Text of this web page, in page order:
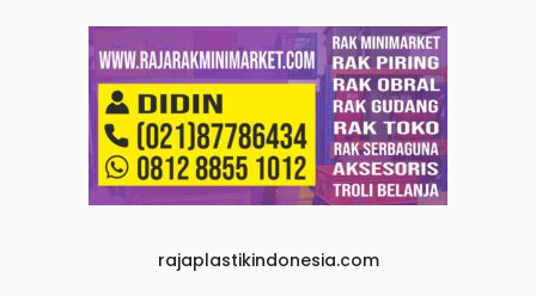
rajaplastikindonesia.com